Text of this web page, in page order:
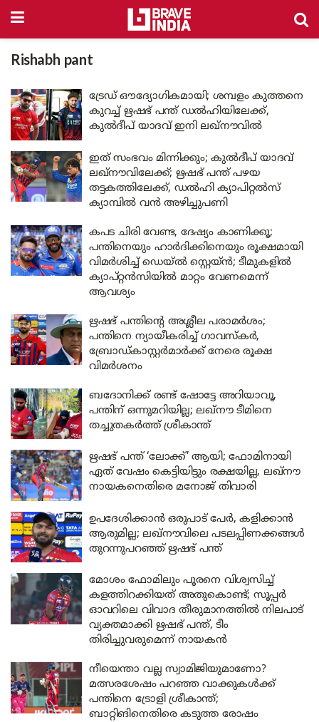
Rishabh pant
ട്രേഡ് ഔദ്യോഗികമായി; ശമ്പളം കുത്തനെ
കുറച്ച് ഋഷഭ് പന്ത് ഡൽഹിയിലേക്ക്,
കുൽദീപ് യാദവ് ഇനി ലഖ്‌നൗവിൽ
ഇത് സംഭവം മിന്നിക്കും; കുൽദീപ് യാദവ്
ലഖ്‌നൗവിലേക്ക്; ഋഷഭ് പന്ത് പഴയ
തട്ടകത്തിലേക്ക്, ഡൽഹി ക്യാപിറ്റൽസ്
ക്യാമ്പിൽ വൻ അഴിച്ചുപണി
കപട ചിരി വേണ്ട, ദേഷ്യം കാണിക്കൂ;
പന്തിനെയും ഹാർദിക്കിനെയും രൂക്ഷമായി
വിമർശിച്ച് ഡെയ്ൽ സ്റ്റെയ്ൻ; ടീമുകളിൽ
ക്യാപ്റ്റൻസിയിൽ മാറ്റം വേണമെന്ന്
ആവശ്യം
ഋഷഭ് പന്തിന്റെ അശ്ലീല പരാമർശം;
പന്തിനെ ന്യായീകരിച്ച് ഗാവസ്കർ,
ബ്രോഡ്കാസ്റ്റർമാർക്ക് നേരെ രൂക്ഷ
വിമർശനം
ബദോനിക്ക് രണ്ട് ഷോട്ടേ അറിയാവൂ,
പന്തിന് ഒന്നുമറിയില്ല; ലഖ്‌നൗ ടീമിനെ
തച്ചുതകർത്ത് ശ്രീകാന്ത്
ഋഷഭ് പന്ത് ‘ലോക്ക്’ ആയി; ഫോമിനായി
ഏത് വേഷം കെട്ടിയിട്ടും രക്ഷയില്ല, ലഖ്‌നൗ
നായകനെതിരെ മനോജ് തിവാരി
ഉപദേശിക്കാൻ ഒരുപാട് പേർ, കളിക്കാൻ
ആരുമില്ല; ലഖ്‌നൗവിലെ പടലപ്പിണക്കങ്ങൾ
തുറന്നുപറഞ്ഞ് ഋഷഭ് പന്ത്
മോശം ഫോമിലും പൂരനെ വിശ്വസിച്ച്
കളത്തിറക്കിയത് അതുകൊണ്ട്; സൂപ്പർ
ഓവറിലെ വിവാദ തീരുമാനത്തിൽ നിലപാട്
വ്യക്തമാക്കി ഋഷഭ് പന്ത്, ടീം
തിരിച്ചുവരുമെന്ന് നായകൻ
നീയെന്താ വല്ല സ്വാമിജിയുമാണോ?
മത്സരശേഷം പറഞ്ഞ വാക്കുകൾക്ക്
പന്തിനെ ട്രോളി ശ്രീകാന്ത്;
ബാറ്റിങിനെതിരെ കടുത്ത രോഷം